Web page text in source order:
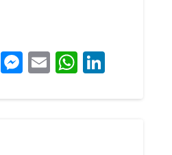
Messenger
Email